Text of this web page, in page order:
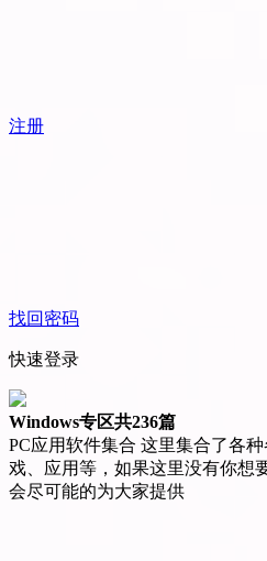
注册
找回密码
快速登录
Windows专区共236篇
PC应用软件集合 这里集合了各
戏、应用等，如果这里没有你想
会尽可能的为大家提供